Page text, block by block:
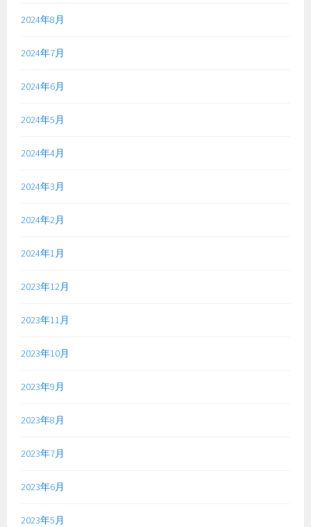
2024年8月
2024年7月
2024年6月
2024年5月
2024年4月
2024年3月
2024年2月
2024年1月
2023年12月
2023年11月
2023年10月
2023年9月
2023年8月
2023年7月
2023年6月
2023年5月